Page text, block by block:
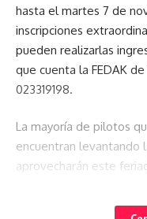
hasta el martes 7 de
inscripciones
pueden realizarlas
que cuenta la FEDAK
023319198.
La mayoría de pilotos
encuentran levantando
aprovecharán este